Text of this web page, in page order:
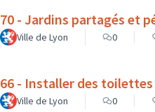
70 - Jardins partagés et
Ville de Lyon 0
66 - Installer des toilettes
Ville de Lyon 0